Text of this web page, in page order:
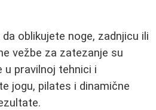
oblikujete noge, zadnjicu ili
vežbe za zatezanje su
u pravilnoj tehnici i
jogu, pilates i dinamične